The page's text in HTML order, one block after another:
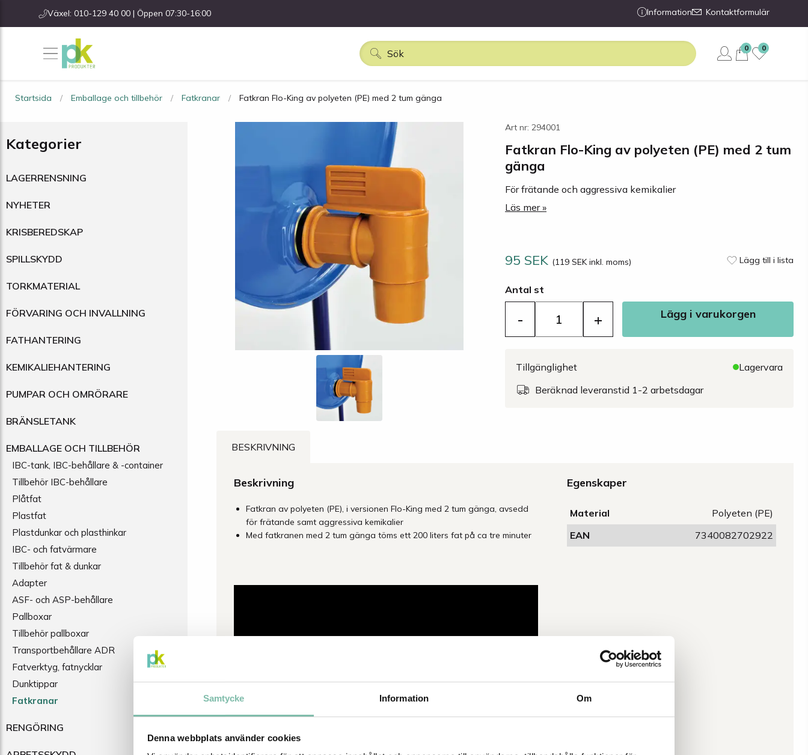
Samtycke Information Om
Denna webbplats använder cookies
Växel: 010-129 40 00 | Öppen 07:30-16:00 Information Kontaktformulär
0 0
Startsida Emballage och tillbehör Fatkranar Fatkran Flo-King av polyeten (PE) med 2 tum gänga
Kategorier
LAGERRENSNING
NYHETER
KRISBEREDSKAP
SPILLSKYDD
TORKMATERIAL
FÖRVARING OCH INVALLNING
FATHANTERING
KEMIKALIEHANTERING
PUMPAR OCH OMRÖRARE
BRÄNSLETANK
EMBALLAGE OCH TILLBEHÖR
IBC-tank, IBC-behållare & -container
Tillbehör IBC-behållare
Plåtfat
Plastfat
Plastdunkar och plasthinkar
IBC- och fatvärmare
Tillbehör fat & dunkar
Adapter
ASF- och ASP-behållare
Pallboxar
Tillbehör pallboxar
Transportbehållare ADR
Fatverktyg, fatnycklar
Dunktippar
Fatkranar
RENGÖRING
Art nr: 294001
Fatkran Flo-King av polyeten (PE) med 2 tum
gänga
För frätande och aggressiva kemikalier
Läs mer »
95 SEK (119 SEK inkl. moms) Lägg till i lista
Antal st
- + Lägg i varukorgen
Tillgänglighet
Lagervara
Beräknad leveranstid 1-2 arbetsdagar
BESKRIVNING
Beskrivning
Fatkran av polyeten (PE), i versionen Flo-King med 2 tum gänga, avsedd
för frätande samt aggressiva kemikalier
Med fatkranen med 2 tum gänga töms ett 200 liters fat på ca tre minuter
Egenskaper
Material
Polyeten (PE)
EAN
7340082702922